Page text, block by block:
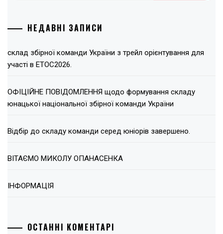
НЕДАВНІ ЗАПИСИ
склад збірної команди України з трейл орієнтування для
участі в ЕТОС2026.
ОФІЦІЙНЕ ПОВІДОМЛЕННЯ щодо формування складу
юнацької національної збірної команди України
Відбір до складу команди серед юніорів завершено.
ВІТАЄМО МИКОЛУ ОПАНАСЕНКА
ІНФОРМАЦІЯ
ОСТАННІ КОМЕНТАРІ